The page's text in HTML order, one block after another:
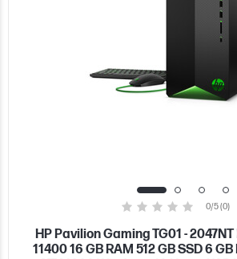
0/5 (0)
HP Pavilion Gaming TG01 -
11400 16 GB RAM 512 GB SSD 6